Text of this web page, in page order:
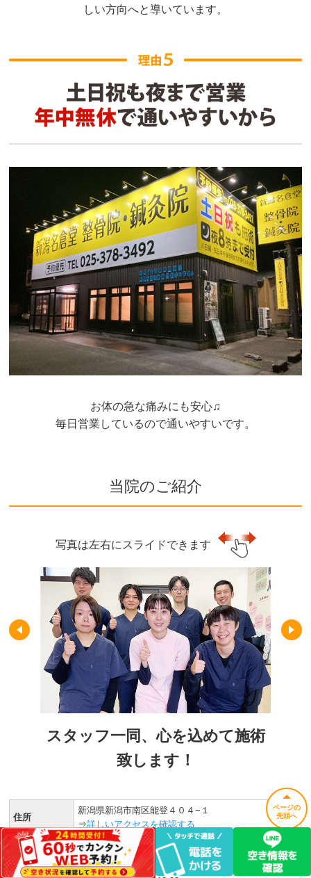
しい方向へと導いています。
お体の急な痛みにも安心♫
毎日営業しているので通いやすいです。
当院のご紹介
写真は左右にスライドできます
スタッフ一同、心を込めて施術
致します！
住所
新潟県新潟市南区能登４０４−１
⇒詳しいアクセスを確認する
TEL 025-378-3492
営業時間
月〜土 10:00〜13:00、15:00〜20:00
ページの
先頭へ